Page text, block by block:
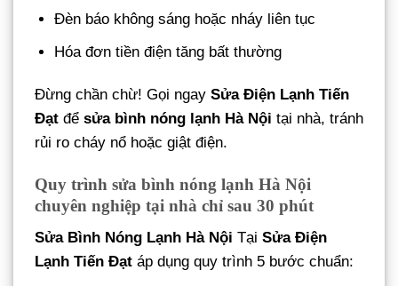
Đèn báo không sáng hoặc nháy liên tục
Hóa đơn tiền điện tăng bất thường
Đừng chần chừ! Gọi ngay Sửa Điện Lạnh Tiến
Đạt để sửa bình nóng lạnh Hà Nội tại nhà, tránh
rủi ro cháy nổ hoặc giật điện.
Quy trình sửa bình nóng lạnh Hà Nội
chuyên nghiệp tại nhà chỉ sau 30 phút
Sửa Bình Nóng Lạnh Hà Nội Tại Sửa Điện
Lạnh Tiến Đạt áp dụng quy trình 5 bước chuẩn: